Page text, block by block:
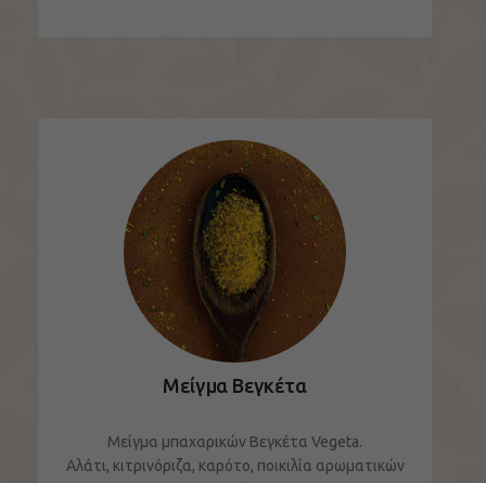
Μείγμα Βεγκέτα
Μείγμα μπαχαρικών Βεγκέτα Vegeta.
Αλάτι, κιτρινόριζα, καρότο, ποικιλία αρωματικών